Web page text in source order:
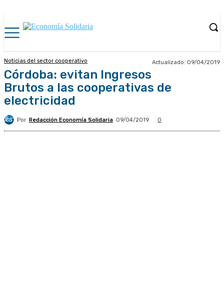
Noticias del sector cooperativo Actualizado: 09/04/2019
Córdoba: evitan Ingresos
Brutos a las cooperativas de
electricidad
Por Redacción Economía Solidaria 09/04/2019 0